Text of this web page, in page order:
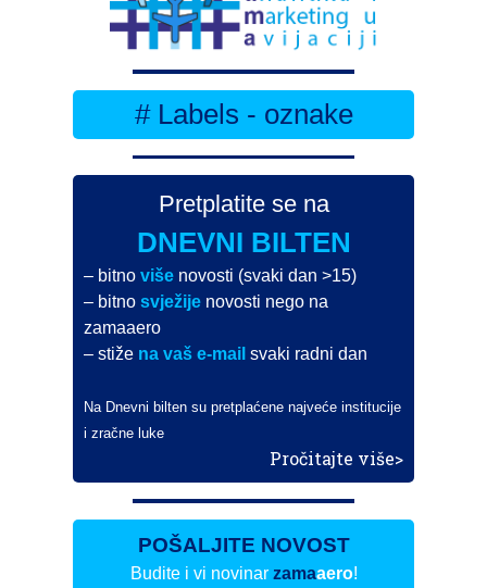
# Labels - oznake
Pretplatite se na
DNEVNI BILTEN
– bitnoviše novosti (svaki dan >15)
– bitnosvježije novosti nego na
zamaaero
– stiže na vaš e-mail svaki radni dan
Na Dnevni bilten su pretplaćene najveće institucije
i zračne luke
Pročitajte više>
POŠALJITE NOVOST
Budite i vi novinar zamaaero!